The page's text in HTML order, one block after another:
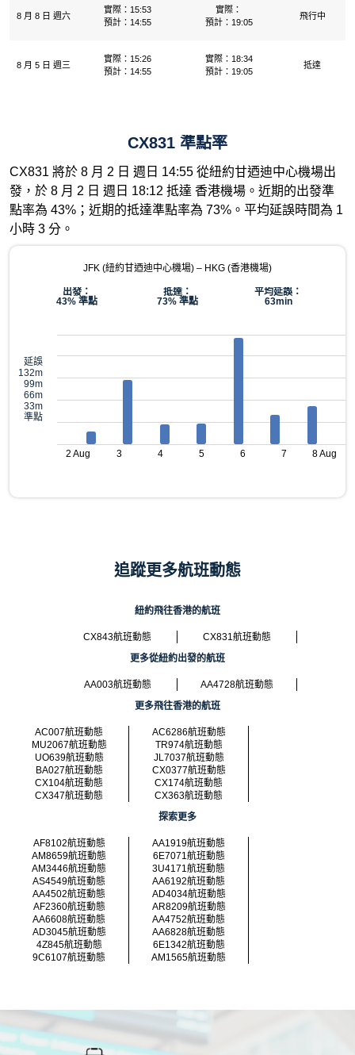
8 月 8 日 週六
實際：15:53
預計：14:55
實際：
預計：19:05
飛行中
8 月 5 日 週三
實際：15:26
預計：14:55
實際：18:34
預計：19:05
抵達
CX831 準點率
CX831 將於 8 月 2 日 週日 14:55 從紐約甘迺迪中心機場出
發，於 8 月 2 日 週日 18:12 抵達 香港機場。近期的出發準
點率為 43%；近期的抵達準點率為 73%。平均延誤時間為 1
小時 3 分。
JFK (紐約甘迺迪中心機場) – HKG (香港機場)
出發：
43% 準點
抵達：
73% 準點
平均延誤：
63min
延誤
132m
99m
66m
33m
準點
2 Aug 3 4 5 6 7 8 Aug
追蹤更多航班動態
紐約飛往香港的航班
CX843航班動態
CX831航班動態
更多從紐約出發的航班
AA003航班動態
AA4728航班動態
更多飛往香港的航班
AC007航班動態
AC6286航班動態
MU2067航班動態
TR974航班動態
UO639航班動態
JL7037航班動態
BA027航班動態
CX0377航班動態
CX104航班動態
CX174航班動態
CX347航班動態
CX363航班動態
探索更多
AF8102航班動態
AA1919航班動態
AM8659航班動態
6E7071航班動態
AM3446航班動態
3U4171航班動態
AS4549航班動態
AA6192航班動態
AA4502航班動態
AD4034航班動態
AF2360航班動態
AR8209航班動態
AA6608航班動態
AA4752航班動態
AD3045航班動態
AA6828航班動態
4Z845航班動態
6E1342航班動態
9C6107航班動態
AM1565航班動態